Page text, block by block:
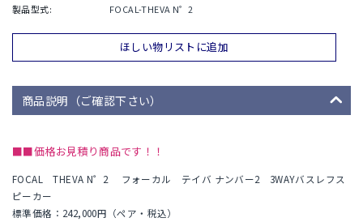
製品型式: FOCAL-THEVA N゜2
ほしい物リストに追加
商品説明（ご確認下さい）
■■価格お見積り商品です！！
FOCAL THEVA N゜2 フォーカル テイバ ナンバー2 3WAYバスレフス
ピーカー
標準価格：242,000円（ペア・税込）